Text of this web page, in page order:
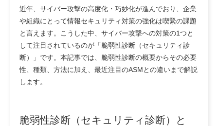
近年、サイバー攻撃の高度化・巧妙化が進んでおり、企業
や組織にとって情報セキュリティ対策の強化は喫緊の課題
と言えます。こうした中、サイバー攻撃への対策の1つと
して注目されているのが「脆弱性診断（セキュリティ診
断）」です。本記事では、脆弱性診断の概要からその必要
性、種類、方法に加え、最近注目のASMとの違いまで解説
します。
脆弱性診断（セキュリティ診断）と